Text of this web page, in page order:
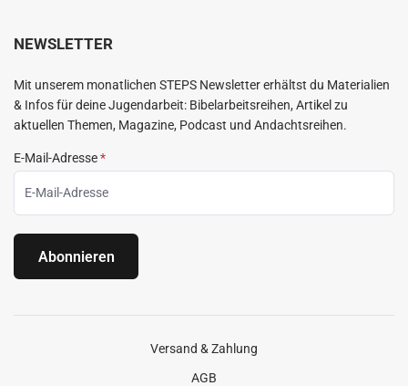
NEWSLETTER
Mit unserem monatlichen STEPS Newsletter erhältst du Materialien
& Infos für deine Jugendarbeit: Bibelarbeitsreihen, Artikel zu
aktuellen Themen, Magazine, Podcast und Andachtsreihen.
E-Mail-Adresse*
Abonnieren
Versand & Zahlung
AGB